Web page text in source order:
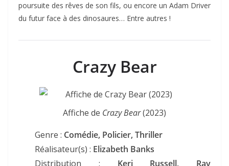
poursuite des rêves de son fils, ou encore un Adam Driver
du futur face à des dinosaures… Entre autres !
Crazy Bear
Affiche de Crazy Bear(2023)
Genre : Comédie, Policier, Thriller
Réalisateur(s) : Elizabeth Banks
Distribution : Keri Russell, Ray